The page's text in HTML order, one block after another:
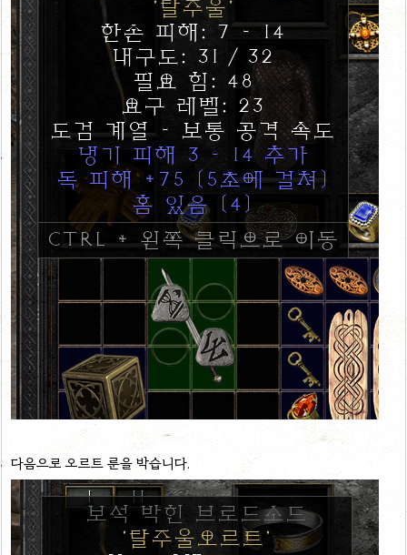
다음으로 오르트 룬을 박습니다.